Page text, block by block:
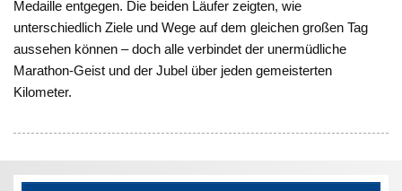
Medaille entgegen. Die beiden Läufer zeigten, wie
unterschiedlich Ziele und Wege auf dem gleichen großen Tag
aussehen können – doch alle verbindet der unermüdliche
Marathon-Geist und der Jubel über jeden gemeisterten
Kilometer.